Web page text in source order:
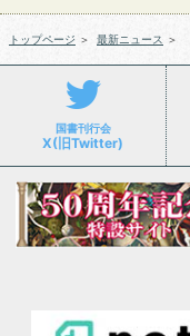
トップページ ＞ 最新ニュース ＞
国書刊行会
X(旧Twitter)